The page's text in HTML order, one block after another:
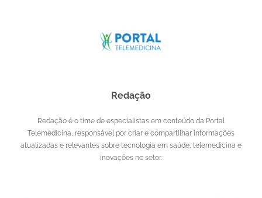
Redação
Redação é o time de especialistas em conteúdo da Portal
Telemedicina, responsável por criar e compartilhar informações
atualizadas e relevantes sobre tecnologia em saúde, telemedicina e
inovações no setor.